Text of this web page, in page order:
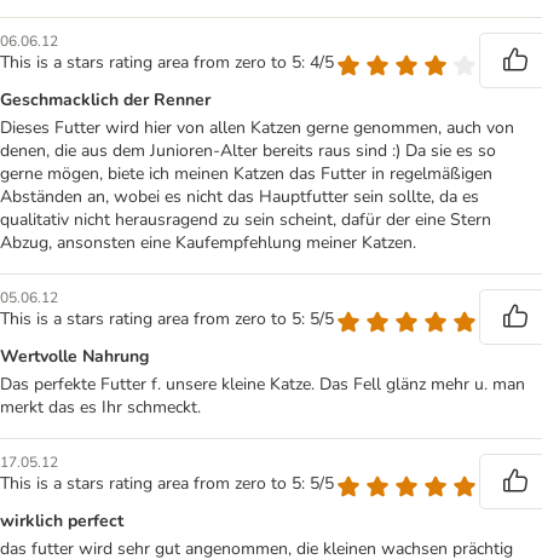
06.06.12
This is a stars rating area from zero to 5: 4/5
Geschmacklich der Renner
Dieses Futter wird hier von allen Katzen gerne genommen, auch von
denen, die aus dem Junioren-Alter bereits raus sind :) Da sie es so
gerne mögen, biete ich meinen Katzen das Futter in regelmäßigen
Abständen an, wobei es nicht das Hauptfutter sein sollte, da es
qualitativ nicht herausragend zu sein scheint, dafür der eine Stern
Abzug, ansonsten eine Kaufempfehlung meiner Katzen.
05.06.12
This is a stars rating area from zero to 5: 5/5
Wertvolle Nahrung
Das perfekte Futter f. unsere kleine Katze. Das Fell glänz mehr u. man
merkt das es Ihr schmeckt.
17.05.12
This is a stars rating area from zero to 5: 5/5
wirklich perfect
das futter wird sehr gut angenommen, die kleinen wachsen prächtig